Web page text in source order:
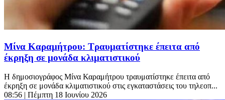
Μίνα Καραμήτρου: Τραυματίστηκε έπειτα από
έκρηξη σε μονάδα κλιματιστικού
Η δημοσιογράφος Μίνα Καραμήτρου τραυματίστηκε έπειτα από
έκρηξη σε μονάδα κλιματιστικού στις εγκαταστάσεις του τηλεοπ...
08:56 | Πέμπτη 18 Ιουνίου 2026